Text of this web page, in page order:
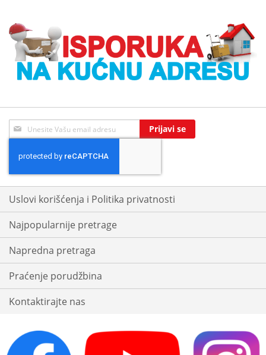
Sign
Up
Our
Newsletter:
Prijavi se
Uslovi korišćenja i Politika privatnosti
Najpopularnije pretrage
Napredna pretraga
Praćenje porudžbina
Kontaktirajte nas